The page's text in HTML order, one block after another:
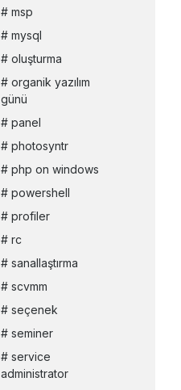
msp
mysql
oluşturma
organik yazılım
günü
panel
photosyntr
php on windows
powershell
profiler
rc
sanallaştırma
scvmm
seçenek
seminer
service
administrator